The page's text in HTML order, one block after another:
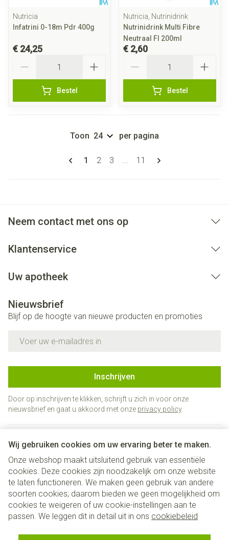
Wij gebruiken cookies om uw ervaring beter te maken.
Onze webshop maakt uitsluitend gebruik van essentiële
cookies. Deze cookies zijn noodzakelijk om onze website
te laten functioneren. We maken geen gebruik van andere
soorten cookies; daarom bieden we geen mogelijkheid om
cookies te weigeren of uw cookie-instellingen aan te
passen. We leggen dit in detail uit in ons cookiebeleid
Nutricia
Infatrini 0-18m Pdr 400g
€ 24,25
Bestel
Nutricia, Nutrinidrink
Nutrinidrink Multi Fibre
Neutraal Fl 200ml
€ 2,60
Bestel
Pagina's
U lees momenteel pagina
1 Pagina
2 Pagina
3 ... Pagina
11
Toon per pagina
Neem contact met ons op
Klantenservice
Uw apotheek
Nieuwsbrief
Blijf op de hoogte van nieuwe producten en promoties
Inschrijven
Door op inschrijven te klikken, schrijft u zich in voor onze
nieuwsbrief en gaat u akkoord met onze privacy policy.
Juridische links